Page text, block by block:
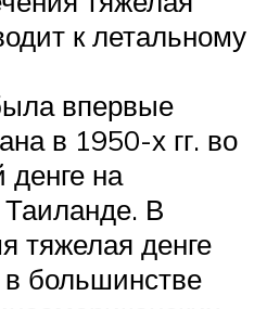
к летальному
впервые
в 1950-х гг. во
на
В
тяжелая денге
в большинстве